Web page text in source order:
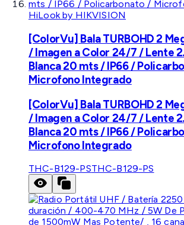
HiLook by HIKVISION
[ColorVu] Bala TURBOHD 2
/ Imagen a Color 24/7 / Lente
Blanca 20 mts / IP66 /
Microfono Integrado
[ColorVu] Bala TURBOHD 2
/ Imagen a Color 24/7 / Lente
Blanca 20 mts / IP66 /
Microfono Integrado
THC-B129-PSTHC-B129-PS